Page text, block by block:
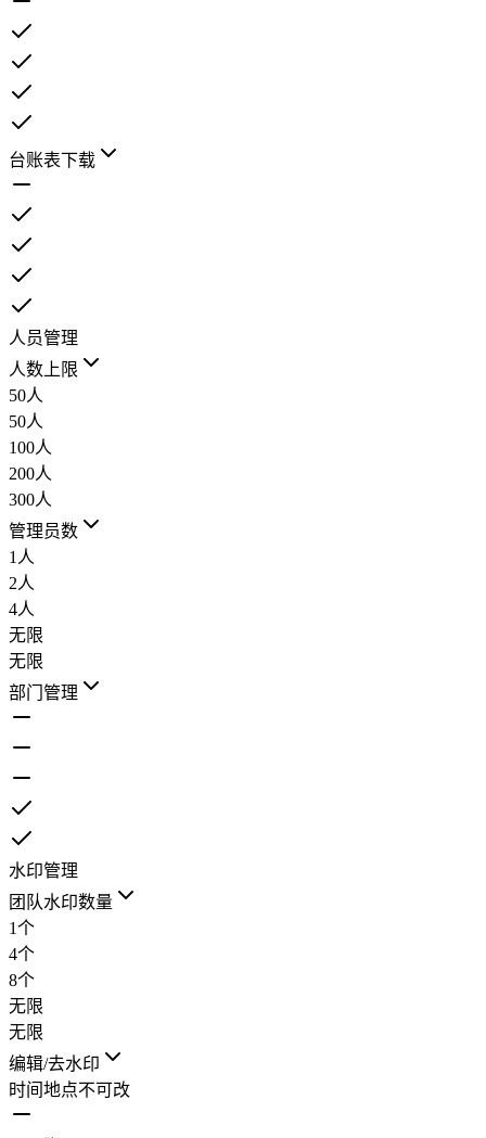
台账表下载
人员管理
人数上限
50人
50人
100人
200人
300人
管理员数
1人
2人
4人
无限
无限
部门管理
水印管理
团队水印数量
1个
4个
8个
无限
无限
编辑/去水印
时间地点不可改